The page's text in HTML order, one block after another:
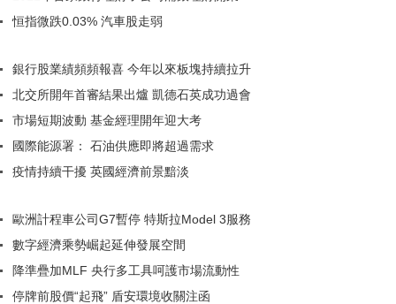
恒指微跌0.03% 汽車股走弱
銀行股業績頻頻報喜 今年以來板塊持續拉升
北交所開年首審結果出爐 凱德石英成功過會
市場短期波動 基金經理開年迎大考
國際能源署： 石油供應即將超過需求
疫情持續干擾 英國經濟前景黯淡
歐洲計程車公司G7暫停 特斯拉Model 3服務
數字經濟乘勢崛起延伸發展空間
降準疊加MLF 央行多工具呵護市場流動性
停牌前股價“起飛” 盾安環境收關注函